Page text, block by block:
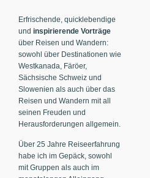
Erfrischende, quicklebendige
und inspirierende Vorträge
über Reisen und Wandern:
sowohl über Destinationen wie
Westkanada, Färöer,
Sächsische Schweiz und
Slowenien als auch über das
Reisen und Wandern mit all
seinen Freuden und
Herausforderungen allgemein.
Über 25 Jahre Reiseerfahrung
habe ich im Gepäck, sowohl
mit Gruppen als auch im